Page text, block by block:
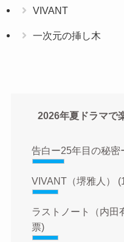
VIVANT
一次元の挿し木
2026年夏ドラマで
告白ー25年目の秘密
VIVANT（堺雅人）
ラストノート（内田
票)